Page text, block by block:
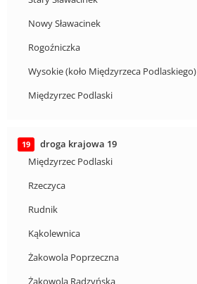
Nowy Sławacinek
Rogoźniczka
Wysokie (koło Międzyrzeca Podlaskiego)
Międzyrzec Podlaski
19
droga krajowa 19
Międzyrzec Podlaski
Rzeczyca
Rudnik
Kąkolewnica
Żakowola Poprzeczna
Żakowola Radzyńska